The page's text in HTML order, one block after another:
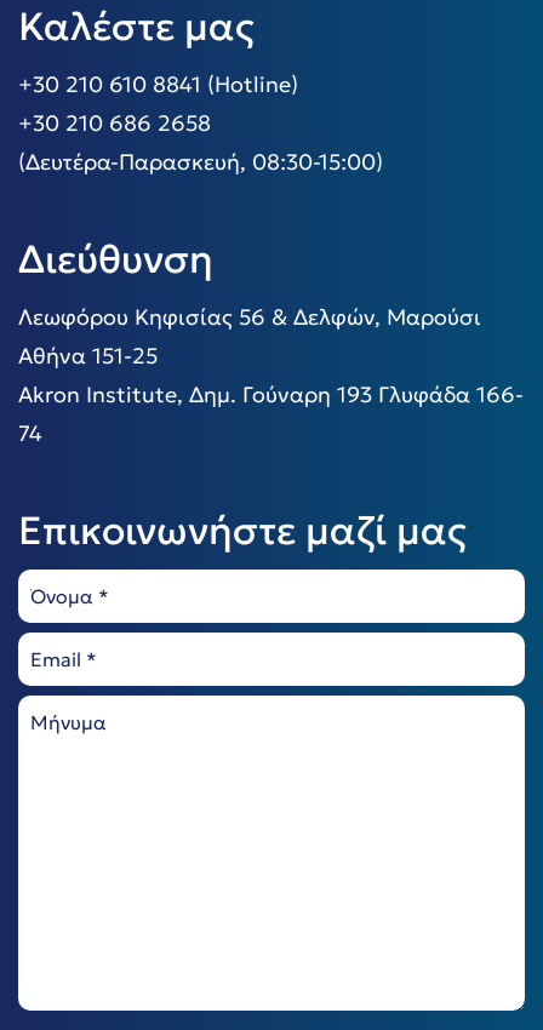
Καλέστε μας
+30 210 610 8841 (Hotline)
+30 210 686 2658
(Δευτέρα-Παρασκευή, 08:30-15:00)
Διεύθυνση
Λεωφόρου Κηφισίας 56 & Δελφών, Μαρούσι
Αθήνα 151-25
Akron Institute, Δημ. Γούναρη 193 Γλυφάδα 166-
74
Επικοινωνήστε μαζί μας